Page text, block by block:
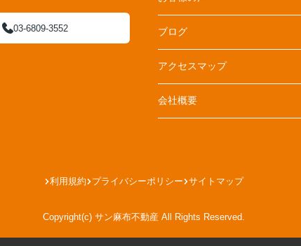
03-6809-3552 ブログ
アクセスマップ
会社概要
利用規約 プライバシーポリシー サイトマップ
Copyright(c) サン麻布不動産 All Rights Reserved.